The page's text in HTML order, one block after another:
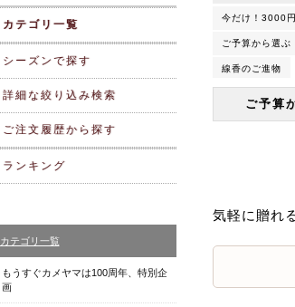
今だけ！3000
ご予算から選
線香のご進物
ご予算
気軽に贈れ
カテゴリ一覧
シーズンで探す
詳細な絞り込み検索
ご注文履歴から探す
ランキング
カテゴリ一覧
もうすぐカメヤマは100周年、特別企
画